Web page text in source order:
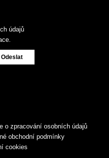
údajů
o zpracování osobních údajů
obchodní podmínky
cookies